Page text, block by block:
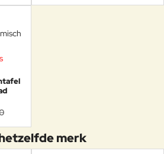
merk